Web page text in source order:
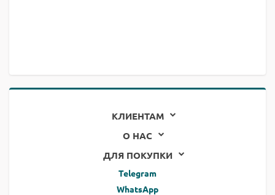
КЛИЕНТАМ
О НАС
ДЛЯ ПОКУПКИ
Telegram
WhatsApp